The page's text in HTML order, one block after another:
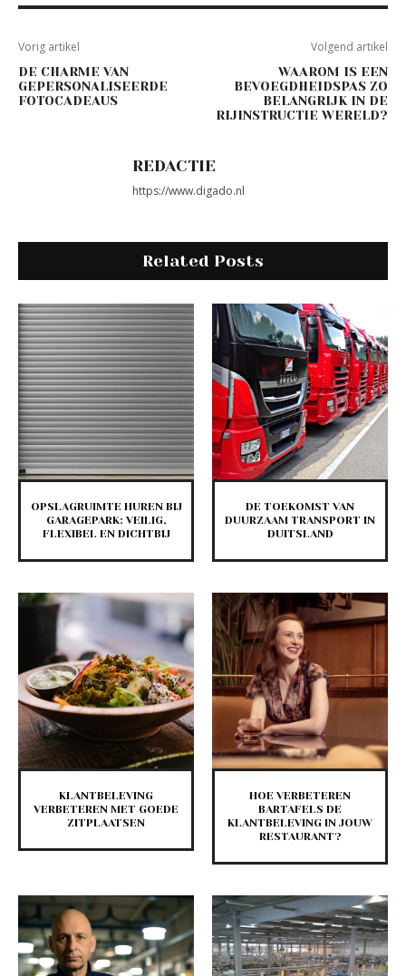
Vorig artikel
DE CHARME VAN
GEPERSONALISEERDE
FOTOCADEAUS
Volgend artikel
WAAROM IS EEN
BEVOEGDHEIDSPAS ZO
BELANGRIJK IN DE
RIJINSTRUCTIE WERELD?
REDACTIE
https://www.digado.nl
Related Posts
OPSLAGRUIMTE HUREN BIJ
GARAGEPARK: VEILIG,
FLEXIBEL EN DICHTBIJ
DE TOEKOMST VAN
DUURZAAM TRANSPORT IN
DUITSLAND
KLANTBELEVING
VERBETEREN MET GOEDE
ZITPLAATSEN
HOE VERBETEREN
BARTAFELS DE
KLANTBELEVING IN JOUW
RESTAURANT?